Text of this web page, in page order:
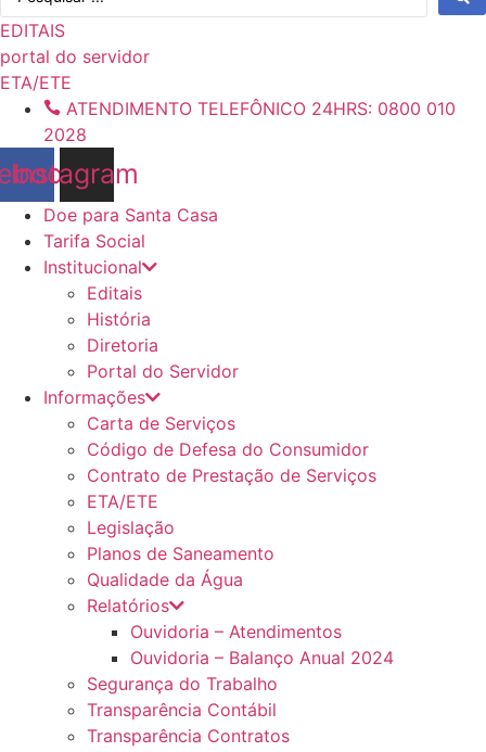
o
conteúdo
EDITAIS
portal do servidor
ETA/ETE
ATENDIMENTO TELEFÔNICO 24HRS: 0800 010
2028
Instagram
Doe para Santa Casa
Tarifa Social
Institucional
Editais
História
Diretoria
Portal do Servidor
Informações
Carta de Serviços
Código de Defesa do Consumidor
Contrato de Prestação de Serviços
ETA/ETE
Legislação
Planos de Saneamento
Qualidade da Água
Relatórios
Ouvidoria – Atendimentos
Ouvidoria – Balanço Anual 2024
Segurança do Trabalho
Transparência Contábil
Transparência Contratos